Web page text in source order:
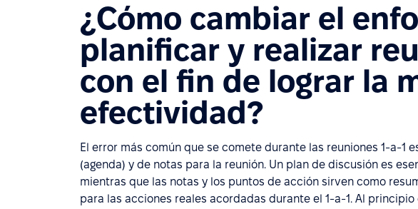
¿Cómo cambiar el
planificar y realizar
con el fin de lograr la
efectividad?
El error más común que se comete durante las reuniones 1-a-1
(agenda) y de notas para la reunión. Un plan de discusión es
mientras que las notas y los puntos de acción sirven como
para las acciones reales acordadas durante el 1-a-1. Al